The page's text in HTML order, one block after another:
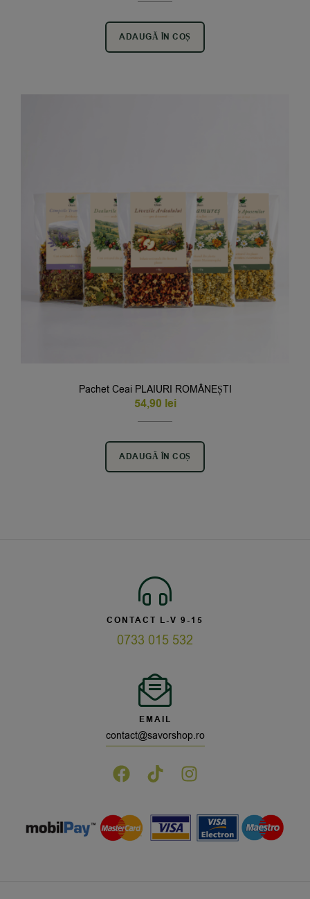
ADAUGĂ ÎN COȘ
Pachet Ceai PLAIURI ROMÂNEȘTI
54,90 lei
ADAUGĂ ÎN COȘ
CONTACT L-V 9-15
0733 015 532
EMAIL
contact@savorshop.ro